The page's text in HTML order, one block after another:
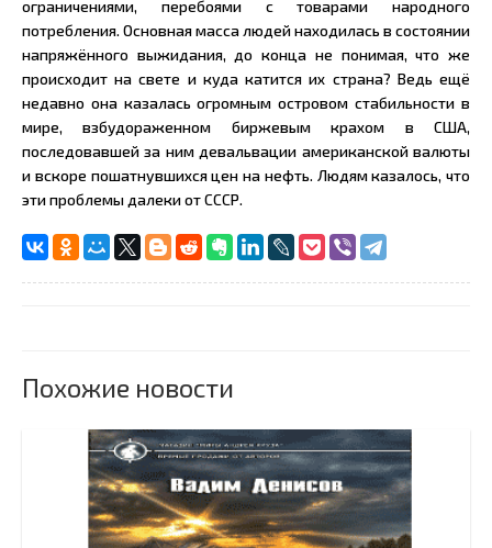
ограничениями, перебоями с товарами народного
потребления. Основная масса людей находилась в состоянии
напряжённого выжидания, до конца не понимая, что же
происходит на свете и куда катится их страна? Ведь ещё
недавно она казалась огромным островом стабильности в
мире, взбудораженном биржевым крахом в США,
последовавшей за ним девальвации американской валюты
и вскоре пошатнувшихся цен на нефть. Людям казалось, что
эти проблемы далеки от СССР.
Похожие новости